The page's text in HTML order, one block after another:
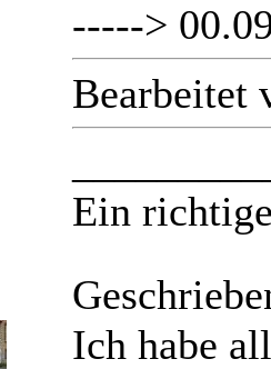
----->
Bearbeitet
Ein
Ich habe